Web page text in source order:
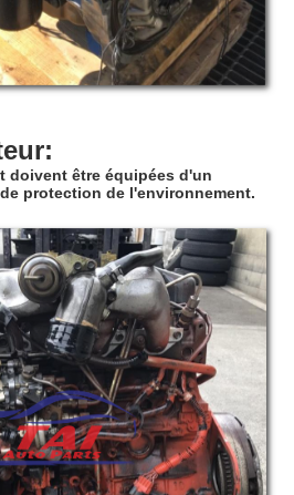
doivent être équipées d'un
protection de l'environnement.